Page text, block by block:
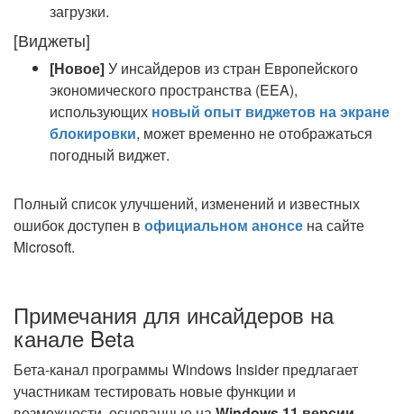
загрузки.
[Виджеты]
[Новое]У инсайдеров из стран Европейского
экономического пространства (EEA),
использующих новый опыт виджетов на экране
блокировки, может временно не отображаться
погодный виджет.
Полный список улучшений, изменений и известных
ошибок доступен в официальном анонсе на сайте
Microsoft.
Примечания для инсайдеров на
канале Beta
Бета-канал программы Windows Insider предлагает
участникам тестировать новые функции и